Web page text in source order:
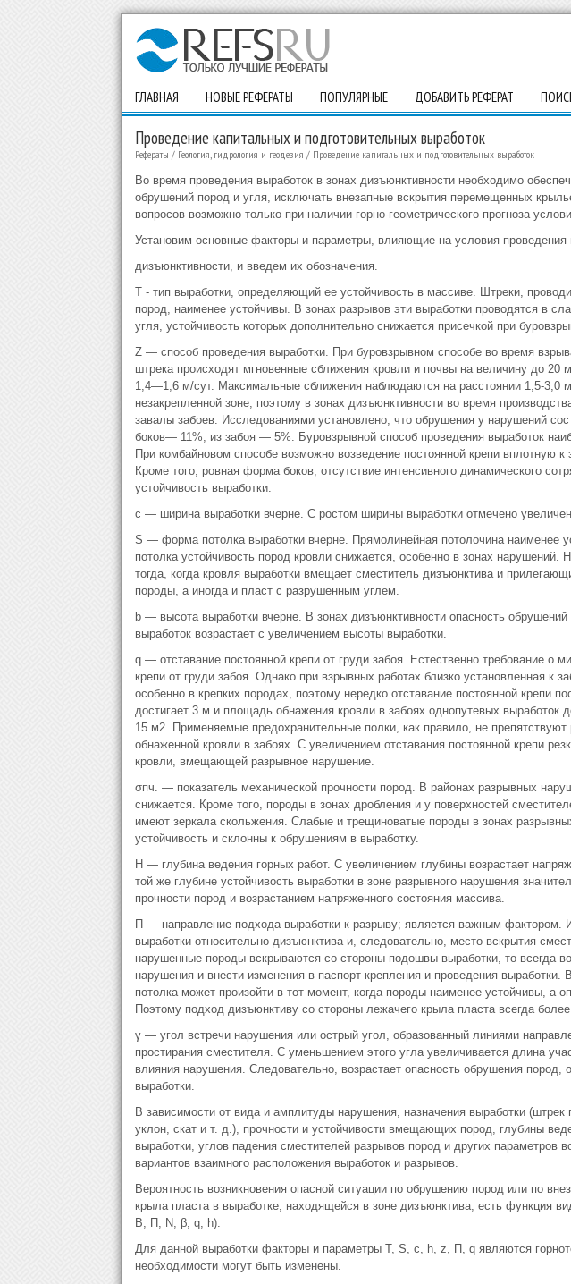
ГЛАВНАЯ НОВЫЕ РЕФЕРАТЫ ПОПУЛЯРНЫЕ ДОБАВИТЬ РЕФЕРАТ
Проведение капитальных и подготовительных выработок
Рефераты / Геология, гидрология и геодезия / Проведение капитальных и подготовительных выработок
Во время проведения выработок в зонах дизъюнктивности необходимо
обрушений пород и угля, исключать внезапные вскрытия перемещенных
вопросов возможно только при наличии горно-геометрического прогноза
Установим основные факторы и параметры, влияющие на условия проведения
дизъюнктивности, и введем их обозначения.
T - тип выработки, определяющий ее устойчивость в массиве. Штреки,
пород, наименее устойчивы. В зонах разрывов эти выработки проводятся в
угля, устойчивость которых дополнительно снижается присечкой при
Z — способ проведения выработки. При буровзрывном способе во время
штрека происходят мгновенные сближения кровли и почвы на величину до 20
1,4—1,6 м/сут. Максимальные сближения наблюдаются на расстоянии 1,5-3,0 м
незакрепленной зоне, поэтому в зонах дизъюнктивности во время
завалы забоев. Исследованиями установлено, что обрушения у нарушений
боков— 11%, из забоя — 5%. Буровзрывной способ проведения выработок
При комбайновом способе возможно возведение постоянной крепи вплотную
Кроме того, ровная форма боков, отсутствие интенсивного динамического
устойчивость выработки.
с — ширина выработки вчерне. С ростом ширины выработки отмечено
S — форма потолка выработки вчерне. Прямолинейная потолочина наименее
потолка устойчивость пород кровли снижается, особенно в зонах
тогда, когда кровля выработки вмещает сместитель дизъюнктива и
породы, а иногда и пласт с разрушенным углем.
b — высота выработки вчерне. В зонах дизъюнктивности опасность
выработок возрастает с увеличением высоты выработки.
q — отставание постоянной крепи от груди забоя. Естественно требование о
крепи от груди забоя. Однако при взрывных работах близко установленная к
особенно в крепких породах, поэтому нередко отставание постоянной крепи
достигает 3 м и площадь обнажения кровли в забоях однопутевых выработок
15 м2. Применяемые предохранительные полки, как правило, не
обнаженной кровли в забоях. С увеличением отставания постоянной крепи
кровли, вмещающей pазрывное нарушение.
σпч. — показатель механической прочности пород. В районах разрывных
снижается. Кроме того, породы в зонах дробления и у поверхностей
имеют зеркала скольжения. Слабые и трещиноватые породы в зонах
устойчивость и склонны к обрушениям в выработку.
Н — глубина ведения горных работ. С увеличением глубины возрастает
той же глубине устойчивость выработки в зоне разрывного нарушения
прочности пород и возрастанием напряженного состояния массива.
П — направление подхода выработки к разрыву; является важным фактором.
выработки относительно дизъюнктива и, следовательно, место вскрытия
нарушенные породы вскрываются со стороны подошвы выработки, то всегда
нарушения и внести изменения в паспорт крепления и проведения выработки.
потолка может произойти в тот момент, когда породы наименее устойчивы, а
Поэтому подход дизъюнктиву со стороны лежачего крыла пласта всегда
γ — угол встречи нарушения или острый угол, образованный линиями
простирания сместителя. С уменьшением этого угла увеличивается длина
влияния нарушения. Следовательно, возрастает опасность обрушения
выработки.
В зависимости от вида и амплитуды нарушения, назначения выработки
уклон, скат и т. д.), прочности и устойчивости вмещающих пород, глубины
выработки, углов падения сместителей разрывов пород и других параметров
вариантов взаимного расположения выработок и разрывов.
Вероятность возникновения опасной ситуации по обрушению пород или по
крыла пласта в выработке, находящейся в зоне дизъюнктива, есть функция
B, П, N, β, q, h).
Для данной выработки факторы и параметры Т, S, с, h, z, П, q являются
необходимости могут быть изменены.